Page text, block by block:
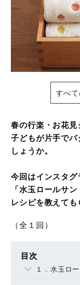
すべ
春の行楽・お花
子どもが片手で
しょうか。
今回はインスタ
「水玉ロールサ
レシピを教えても
（全１回）
目次
１．水玉ロ